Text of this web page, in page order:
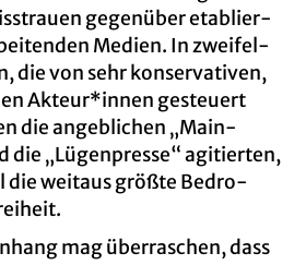
ge­gen­über eta­blier­
Me­di­en. In zwei­fel­
die von sehr kon­ser­va­ti­ven,
Ak­teur*innen ge­steu­ert
die an­geb­li­chen „Main­
die „Lü­gen­pres­se“ agi­tier­ten,
die weit­aus grö­ß­te Be­dro­
mag über­ra­schen, dass